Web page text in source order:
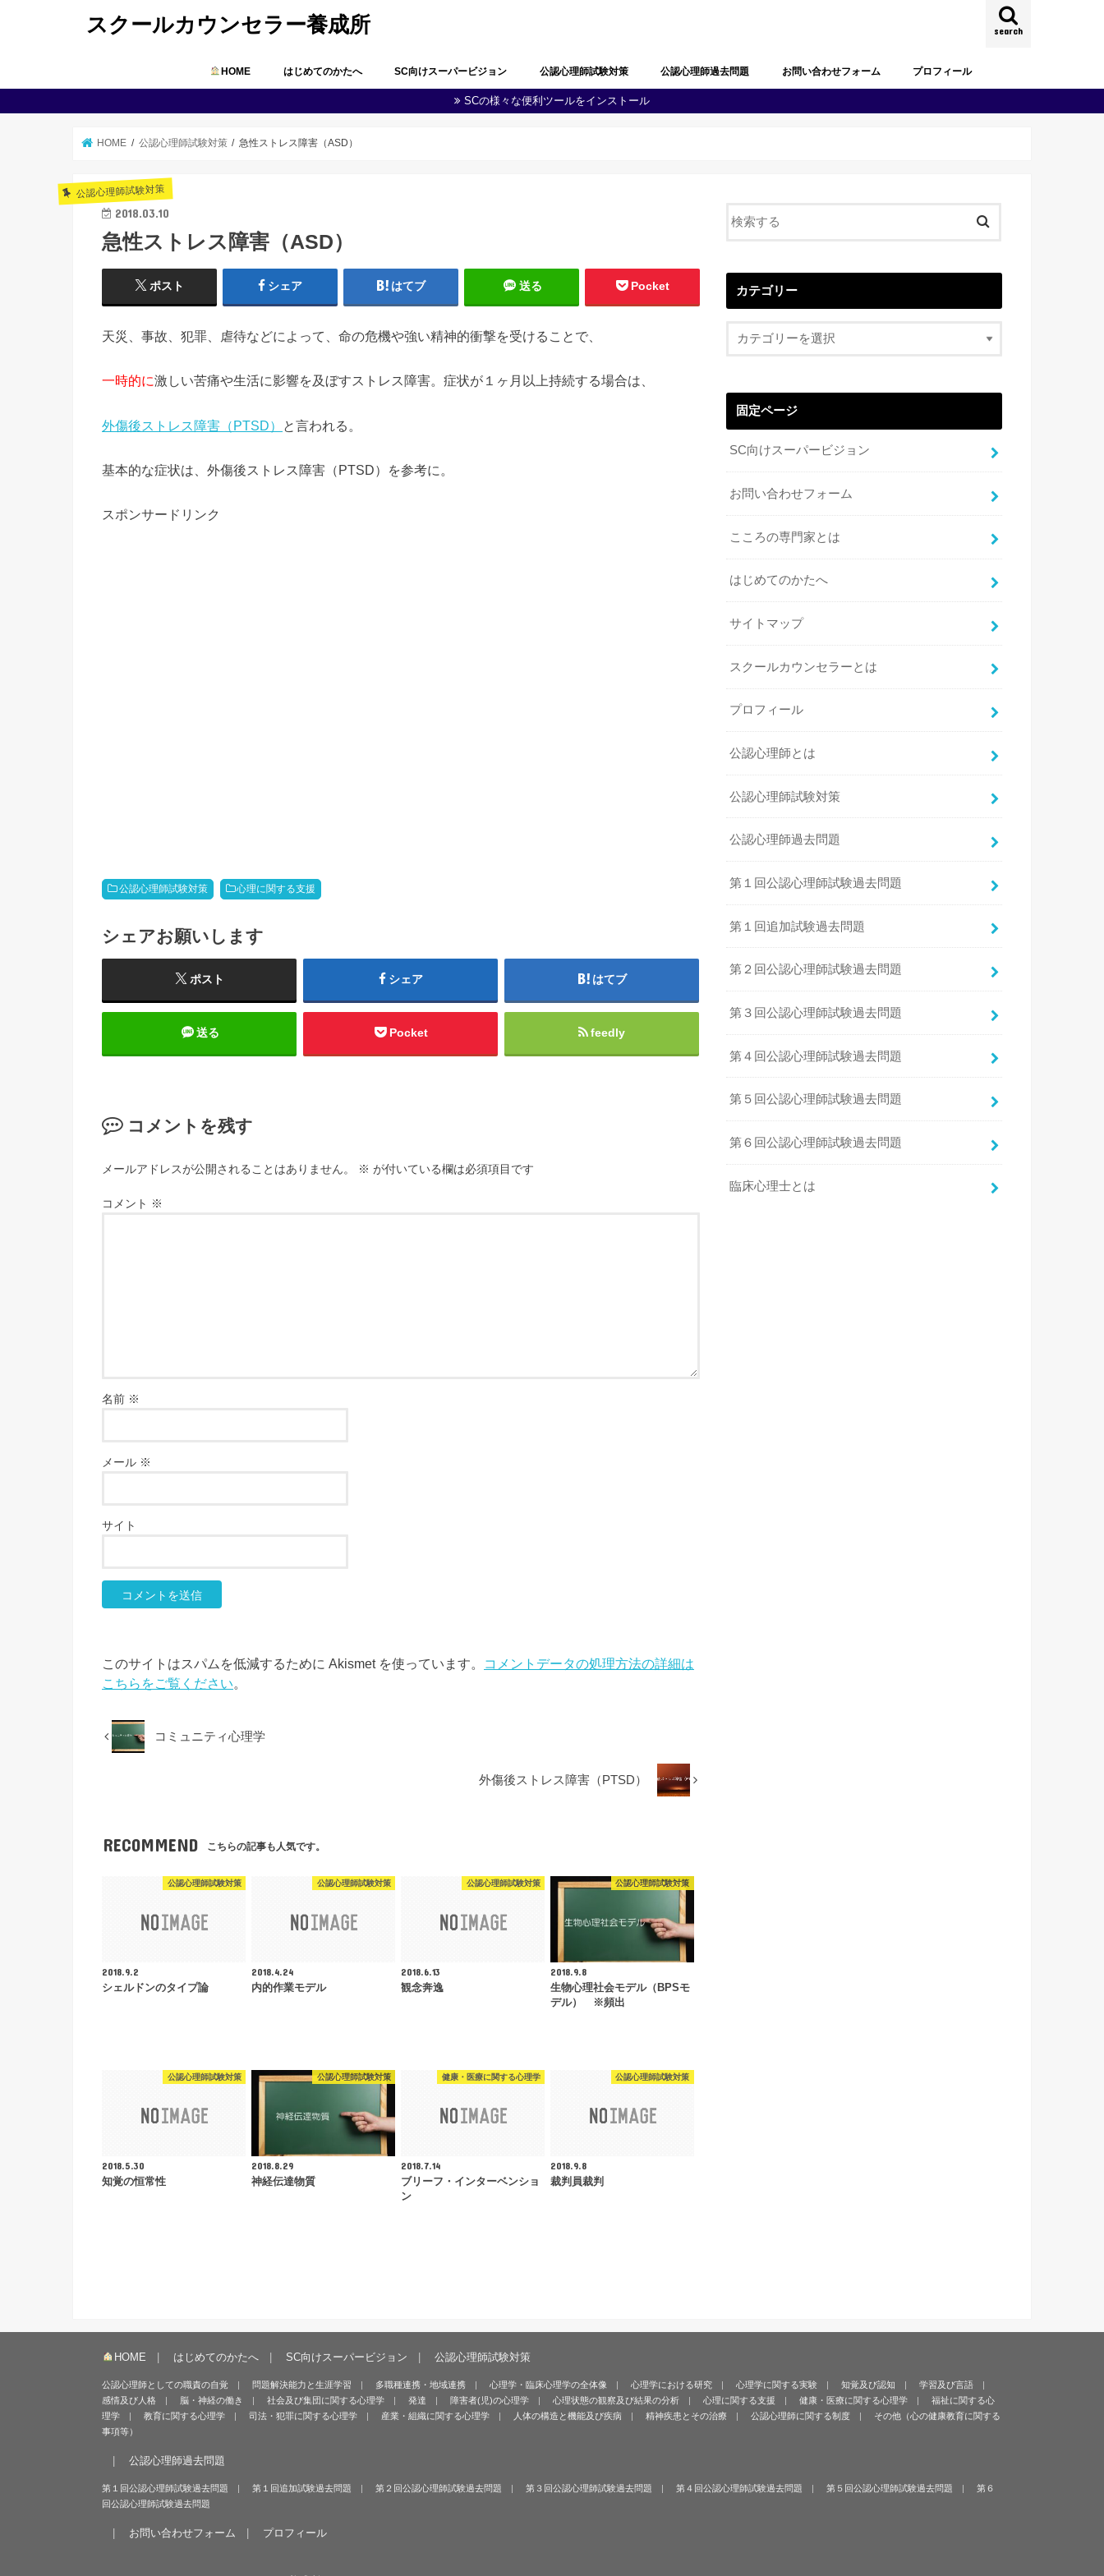
スクールカウンセラー養成所 search
HOME はじめてのかたへ SC向けスーパービジョン 公認心理師試験対策
公認心理師としての職責の自覚
問題解決能力と生涯学習
多職種連携・地域連携
心理学・臨床心理学の全体像
心理学における研究
心理学に関する実験
知覚及び認知
学習及び言語
感情及び人格
脳・神経の働き
社会及び集団に関する心理学
発達
障害者(児)の心理学
心理状態の観察及び結果の分析
心理に関する支援
健康・医療に関する心理学
福祉に関する心理学
教育に関する心理学
司法・犯罪に関する心理学
産業・組織に関する心理学
人体の構造と機能及び疾病
精神疾患とその治療
公認心理師に関する制度
その他（心の健康教育に関する事項
公認心理師過去問題 お問い合わせフォーム プロフィール
SCの様々な便利ツールをインストール
HOME 公認心理師試験対策 急性ストレス障害（ASD）
公認心理師試験対策
2018.03.10
急性ストレス障害（ASD）
ポスト シェア はてブ 送る Pocket
天災、事故、犯罪、虐待などによって、命の危機や強い精神的衝撃を受けることで、
一時的に激しい苦痛や生活に影響を及ぼすストレス障害。症状が１ヶ月以上持続する場合は、
外傷後ストレス障害（PTSD） と言われる。
基本的な症状は、外傷後ストレス障害（PTSD）を参考に。
スポンサードリンク
公認心理師試験対策 心理に関する支援
シェアお願いします
ポスト シェア はてブ
送る Pocket feedly
コメントを残す
メールアドレスが公開されることはありません。 ※ が付いている欄は必須項目です
コメント ※
名前 ※
メール ※
サイト
このサイトはスパムを低減するために Akismet を使っています。
コメントデータの処理方法の詳細は
こちらをご覧ください。
コミュニティ心理学
外傷後ストレス障害（PTSD）
RECOMMEND こちらの記事も人気です。
公認心理師試験対策
2018.9.2
シェルドンのタイプ論
公認心理師試験対策
2018.4.24
内的作業モデル
公認心理師試験対策
2018.6.13
観念奔逸
公認心理師試験対策
2018.9.8
生物心理社会モデル（BPSモ
デル） ※頻出
公認心理師試験対策
2018.5.30
知覚の恒常性
公認心理師試験対策
2018.8.29
神経伝達物質
健康・医療に関する心理学
2018.7.14
ブリーフ・インターベンショ
ン
公認心理師試験対策
2018.9.8
裁判員裁判
カテゴリー
固定ページ
SC向けスーパービジョン
お問い合わせフォーム
こころの専門家とは
はじめてのかたへ
サイトマップ
スクールカウンセラーとは
プロフィール
公認心理師とは
公認心理師試験対策
公認心理師過去問題
第１回公認心理師試験過去問題
第１回追加試験過去問題
第２回公認心理師試験過去問題
第３回公認心理師試験過去問題
第４回公認心理師試験過去問題
第５回公認心理師試験過去問題
第６回公認心理師試験過去問題
臨床心理士とは
HOME はじめてのかたへ SC向けスーパービジョン 公認心理師試験対策
公認心理師としての職責の自覚 問題解決能力と生涯学習 多職種連携・地域連携 心理学・臨床心理学の全体像 心理学における研究 心理学に関する実験 知覚及び認知
学習及び言語
感情及び人格
脳・神経の働き 社会及び集団に関する心理学 発達 障害者(児)の心理学 心理状態の観察及び結果の分析 心理に関する支援 健康・医療に関する心理学
福祉に関する心
理学
教育に関する心理学 司法・犯罪に関する心理学 産業・組織に関する心理学 人体の構造と機能及び疾病 精神疾患とその治療 公認心理師に関する制度
その他（心の健康教育に関する
事項等）
公認心理師過去問題
第１回公認心理師試験過去問題 第１回追加試験過去問題 第２回公認心理師試験過去問題 第３回公認心理師試験過去問題 第４回公認心理師試験過去問題 第５回公認心理師試験過去問題
第６
回公認心理師試験過去問題
お問い合わせフォーム プロフィール